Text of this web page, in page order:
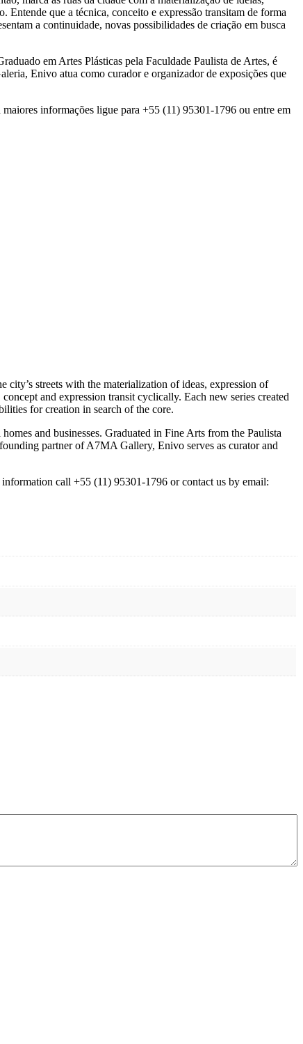
Entende que a técnica, conceito e expressão transitam de forma
a continuidade, novas possibilidades de criação em busca
em Artes Plásticas pela Faculdade Paulista de Artes, é
Enivo atua como curador e organizador de exposições que
informações ligue para +55 (11) 95301-1796 ou entre em
streets with the materialization of ideas, expression of
and expression transit cyclically. Each new series created
for creation in search of the core.
and businesses. Graduated in Fine Arts from the Paulista
partner of A7MA Gallery, Enivo serves as curator and
call +55 (11) 95301-1796 or contact us by email: